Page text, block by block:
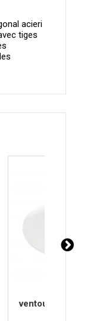
acieri
tiges
ventouse 40mm